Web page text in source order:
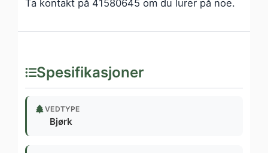
Ta kontakt på 41580645 om du lurer på noe.
Spesifikasjoner
VEDTYPE
Bjørk